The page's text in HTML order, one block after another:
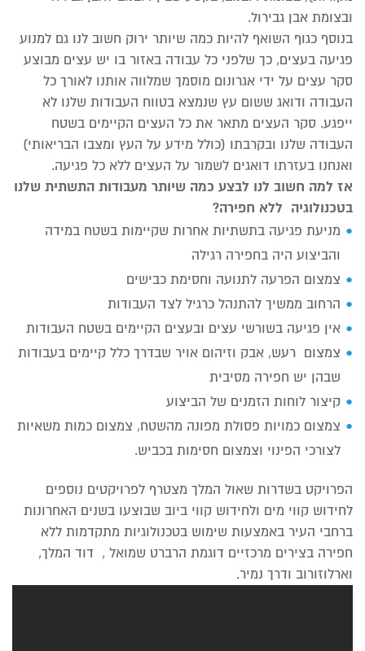
ובצומת אבן גבירול.
בנוסף כגוף השואף להיות כמה שיותר ירוק חשוב לנו גם למנוע
פגיעה בעצים, כך שלפני כל עבודה באזור בו יש עצים מבוצע
סקר עצים על ידי אגרונום מוסמך שמלווה אותנו לאורך כל
העבודה ודואג ששום עץ שנמצא בטווח העבודות שלנו לא
ייפגע. סקר העצים מתאר את כל העצים הקיימים בשטח
העבודה שלנו ובקרבתו (כולל מידע על העץ ומצבו הבריאותי)
ואנחנו בעזרתו דואגים לשמור על העצים ללא כל פגיעה.
אז למה חשוב לנו לבצע כמה שיותר מעבודות התשתית שלנו
בטכנולוגיה ללא חפירה?
מניעת פגיעה בתשתיות אחרות שקיימות בשטח במידה
והביצוע היה בחפירה רגילה
צמצום הפרעה לתנועה וחסימת כבישים
הרחוב ממשיך להתנהל כרגיל לצד העבודות
אין פגיעה בשורשי עצים ובעצים הקיימים בשטח העבודות
צמצום רעש, אבק וזיהום אויר שבדרך כלל קיימים בעבודות
שבהן יש חפירה מסיבית
קיצור לוחות הזמנים של הביצוע
צמצום כמויות פסולת מפונה מהשטח, צמצום כמות משאיות
לצורכי הפינוי וצמצום חסימות בכביש.
הפרויקט בשדרות שאול המלך מצטרף לפרויקטים נוספים
לחידוש קווי מים ולחידוש קווי ביוב שבוצעו בשנים האחרונות
ברחבי העיר באמצעות שימוש בטכנולוגיות מתקדמות ללא
חפירה בצירים מרכזיים דוגמת הרברט שמואל , דוד המלך,
וארלוזורוב ודרך נמיר.